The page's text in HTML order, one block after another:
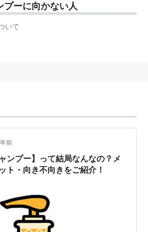
プーに向かない人
いて
前
ンプー】って結局なんなの？メ
ト・向き不向きをご紹介！